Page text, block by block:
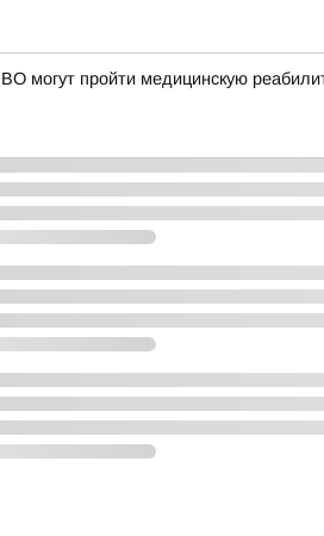
могут пройти медицинскую